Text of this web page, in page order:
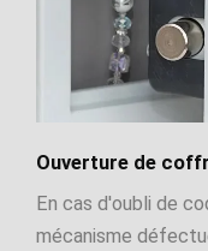
Ouverture de
En cas d'oubli de
mécanisme